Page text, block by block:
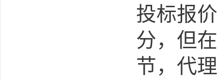
投标报
分，但
节，代